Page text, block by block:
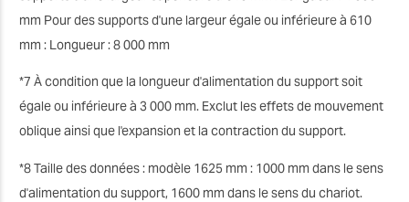
mm Pour des supports d'une largeur égale ou inférieure à 610
mm : Longueur : 8 000 mm
*7 À condition que la longueur d'alimentation du support soit
égale ou inférieure à 3 000 mm. Exclut les effets de mouvement
oblique ainsi que l'expansion et la contraction du support.
*8 Taille des données : modèle 1625 mm : 1000 mm dans le sens
d'alimentation du support, 1600 mm dans le sens du chariot.